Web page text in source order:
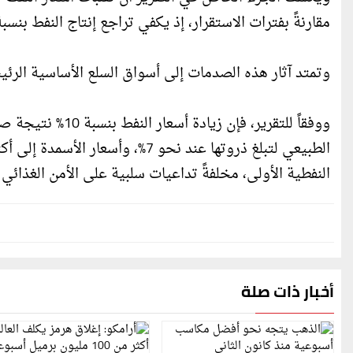
مقارنةً بفترات الاستقرار، إذ يكفي تراجع إنتاج النفط بنسبة 1% بدافع عوامل جيوسياسية لرفع الأسعار بمتوسط يبلغ
وتمتد آثار هذه الصدمات إلى أسواق السلع الأساسية
ووفقاً
النفطية الأولى، مخلفةً تداعيات سلبية على الأمن
أخبار ذات صلة